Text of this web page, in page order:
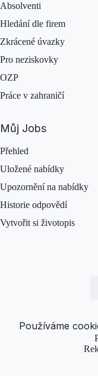
Absolventi
Hledání dle firem
Zkrácené úvazky
Pro neziskovky
OZP
Práce v zahraničí
Můj Jobs
Přehled
Uložené nabídky
Upozornění na nabídky
Historie odpovědí
Vytvořit si životopis
Používáme